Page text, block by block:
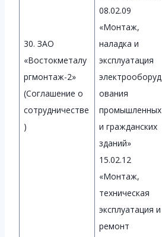
30. ЗАО
«Востокметалу
ргмонтаж-2»
(Соглашение о
сотрудничестве
)
08.02.09
«Монтаж,
наладка и
эксплуатация
электрооборуд
ования
промышленных
и гражданских
зданий»
15.02.12
«Монтаж,
техническая
эксплуатация и
ремонт